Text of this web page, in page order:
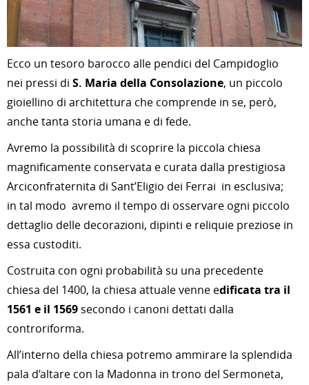
Ecco un tesoro barocco alle pendici del Campidoglio
nei pressi di S. Maria della Consolazione, un piccolo
gioiellino di architettura che comprende in se, però,
anche tanta storia umana e di fede.
Avremo la possibilità di scoprire la piccola chiesa
magnificamente conservata e curata dalla prestigiosa
Arciconfraternita di Sant’Eligio dei Ferrai in esclusiva;
in tal modo avremo il tempo di osservare ogni piccolo
dettaglio delle decorazioni, dipinti e reliquie preziose in
essa custoditi.
Costruita con ogni probabilità su una precedente
chiesa del 1400, la chiesa attuale venne edificata tra il
1561 e il 1569secondo i canoni dettati dalla
controriforma.
All’interno della chiesa potremo ammirare la splendida
pala d’altare con la Madonna in trono del Sermoneta,